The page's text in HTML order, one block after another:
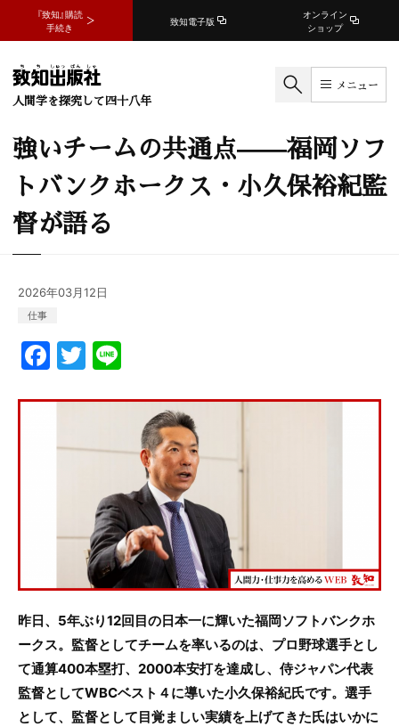
『致知』購読
手続き
致知電子版
オンライン
ショップ
人間学を探究して四十八年
メニュー
強いチームの共通点——福岡ソフ
トバンクホークス・小久保裕紀監
督が語る
2026年03月12日
仕事
F
a
c
e
o
T
w
itt
er
e
昨日、5年ぶり12回目の日本一に輝いた福岡ソフトバンクホ
ークス。監督としてチームを率いるのは、プロ野球選手とし
て通算400本塁打、2000本安打を達成し、侍ジャパン代表
監督としてWBCベスト４に導いた小久保裕紀氏です。選手
として、監督として目覚ましい実績を上げてきた氏はいかに